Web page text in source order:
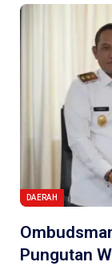
DAERAH
Pungutan